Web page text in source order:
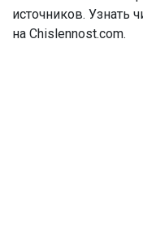
источников. Узнать
на Chislennost.com.